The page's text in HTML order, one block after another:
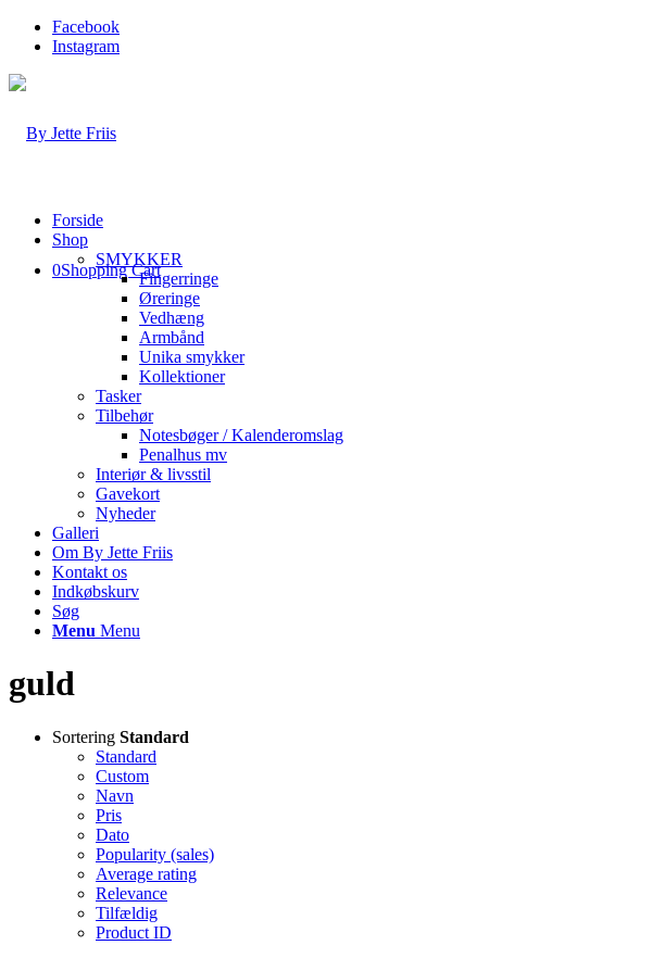
Facebook
Instagram
0Shopping Cart
Forside
Shop
SMYKKER
Fingerringe
Øreringe
Vedhæng
Armbånd
Unika smykker
Kollektioner
Tasker
Tilbehør
Notesbøger / Kalenderomslag
Penalhus mv
Interiør & livsstil
Gavekort
Nyheder
Galleri
Om By Jette Friis
Kontakt os
Indkøbskurv
Søg
Menu Menu
guld
Sortering Standard
Standard
Custom
Navn
Pris
Dato
Popularity (sales)
Average rating
Relevance
Tilfældig
Product ID